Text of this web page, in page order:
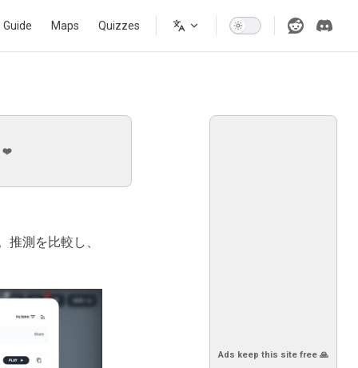
Guide Maps Quizzes
Ads keep this site free 🙏
❤️
測を比較し、